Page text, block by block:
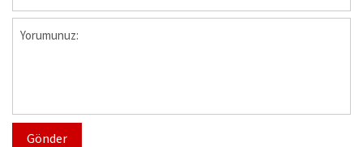
Gönder